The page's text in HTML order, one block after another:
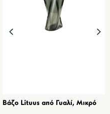
Βάζο Lituus από Γυαλί, Μικρό